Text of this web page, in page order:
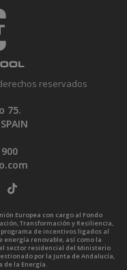
reservados
75.
Europea con cargo al Fondo
Transformación y Resiliencia,
de incentivos ligados al
energía renovable, así como la
sector residencial del Ministerio
por la Junta de Andalucía,
de la Energía.